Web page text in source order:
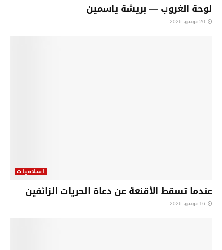
لوحة الغروب — بريشة ياسمين
اسلاميات
عندما تسقط الأقنعة عن دعاة الحريات الزائفين